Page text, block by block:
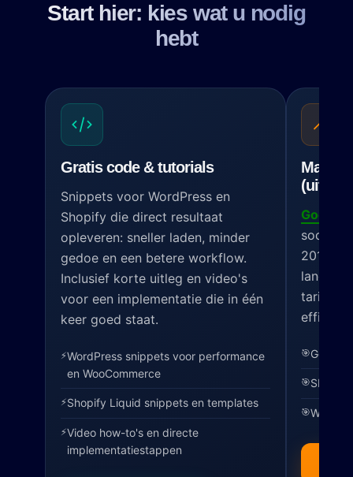
Start hier: kies wat u nodig
hebt
Gratis code & tutorials
Snippets voor WordPress en
Shopify die direct resultaat
opleveren: sneller laden, minder
gedoe en een betere workflow.
Inclusief korte uitleg en video's
voor een implementatie die in één
keer goed staat.
⚡WordPress snippets voor performance
en WooCommerce
⚡Shopify Liquid snippets en templates
⚡Video how-to's en directe
implementatiestappen
Google
social
2011,
tarieven
🎯Google
🎯SEO
🎯